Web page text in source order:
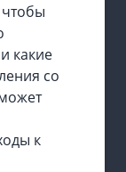
какие
со
к